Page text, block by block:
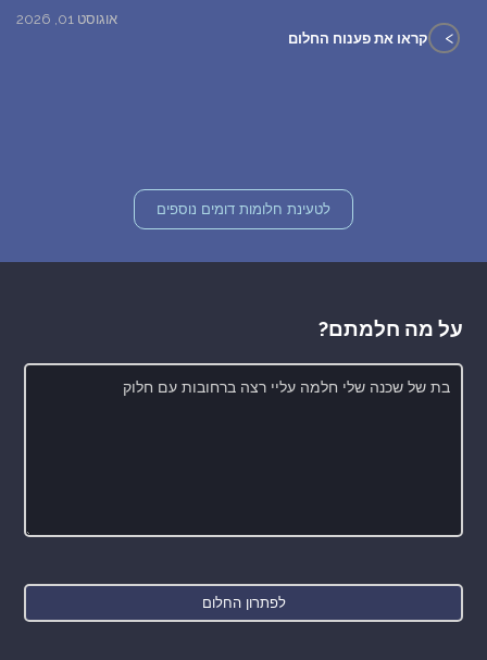
אוגוסט 01, 2026
> קראו את פענוח החלום
לטעינת חלומות דומים נוספים
על מה חלמתם?